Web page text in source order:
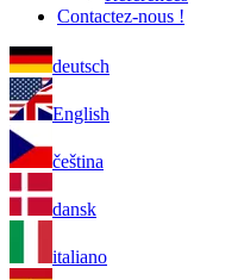
Contactez-nous !
deutsch
English
čeština
dansk
italiano